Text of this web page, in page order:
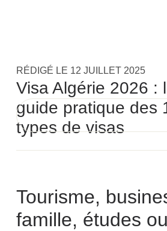
RÉDIGÉ LE 12 JUILLET 2025
Visa Algérie 2026 :
guide pratique des
types de visas
Tourisme,
famille, études